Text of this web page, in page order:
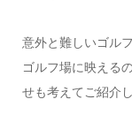
意外と難しいゴル
ゴルフ場に映える
せも考えてご紹介